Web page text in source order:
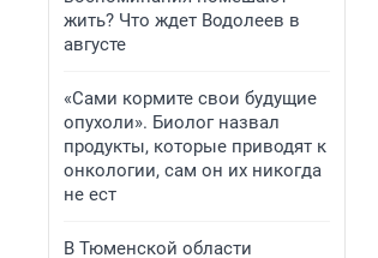
жить? Что ждет Водолеев в
августе
«Сами кормите свои будущие
опухоли». Биолог назвал
продукты, которые приводят к
онкологии, сам он их никогда
не ест
В Тюменской области